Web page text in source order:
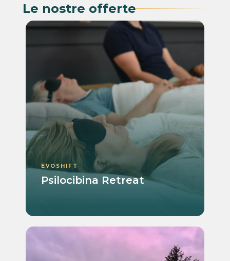
Le nostre offerte
EVOSHIFT
Psilocibina Retreat